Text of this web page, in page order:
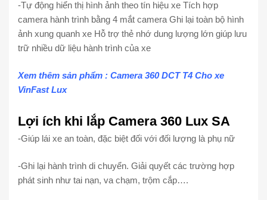
-Tự động hiển thị hình ảnh theo tín hiệu xe Tích hợp
camera hành trình bằng 4 mắt camera Ghi lại toàn bộ hình
ảnh xung quanh xe Hỗ trợ thẻ nhớ dung lượng lớn giúp lưu
trữ nhiều dữ liệu hành trình của xe
Xem thêm sản phẩm : Camera 360 DCT T4 Cho xe
VinFast Lux
Lợi ích khi lắp Camera 360 Lux SA
-Giúp lái xe an toàn, đặc biệt đối với đối lượng là phụ nữ
-Ghi lại hành trình di chuyển. Giải quyết các trường hợp
phát sinh như tai nạn, va chạm, trộm cắp….